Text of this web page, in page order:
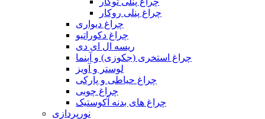
چراغ پنلی روکار
چراغ دیواری
چراغ دکوراتیو
ریسه ال ای دی
چراغ استخری (جکوزی) و آبنما
لوستر و آویز
چراغ حیاطی و پارکی
چراغ چوبی
چراغ های بدنه آکوستیک
نورپردازی